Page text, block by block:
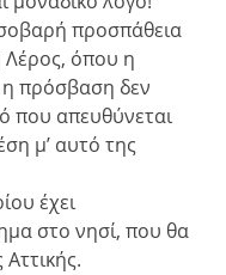
σοβαρή προσπάθεια
Λέρος, όπου η
πρόσβαση δεν
που απευθύνεται
μ’ αυτό της
έχει
στο νησί, που θα